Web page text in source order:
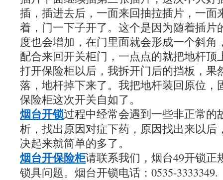
插，插进去后，一面来回抽拉插片，一面
着，门一下子开了。这个是因为随着插片
度也会增加，在门里面就会形成一个斜角
配合来回开关柜门，一点点的就把地杆顶
打开保险柜以后，我拆开门后的挡板，果
落，地杆掉下来了。我把地杆装回原位，
保险柜这次开关自如了。
烟台开锁过程中经常会遇到一些非正常的
析，找出原因对症下药，原因找出来以后
决起来就简单的多了。
烟台开保险柜请联系我们，烟台49开锁
锁具问题。烟台开锁电话：0535-3333349.